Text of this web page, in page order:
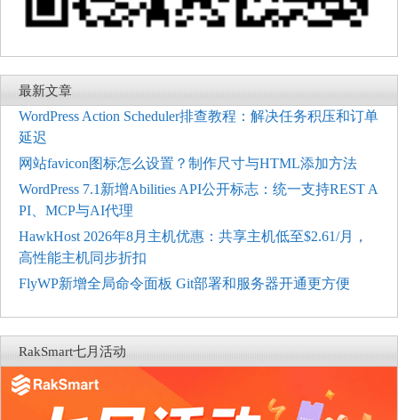
最新文章
WordPress Action Scheduler排查教程：解决任务积压和订单
延迟
网站favicon图标怎么设置？制作尺寸与HTML添加方法
WordPress 7.1新增Abilities API公开标志：统一支持REST A
PI、MCP与AI代理
HawkHost 2026年8月主机优惠：共享主机低至$2.61/月，
高性能主机同步折扣
FlyWP新增全局命令面板 Git部署和服务器开通更方便
RakSmart七月活动